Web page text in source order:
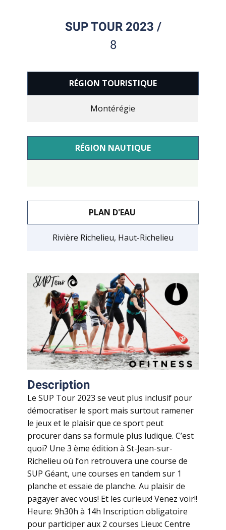
SUP TOUR 2023 /
8
RÉGION TOURISTIQUE
Montérégie
RÉGION NAUTIQUE
PLAN D'EAU
Rivière Richelieu, Haut-Richelieu
Description
Le SUP Tour 2023 se veut plus inclusif pour
démocratiser le sport mais surtout ramener
le jeux et le plaisir que ce sport peut
procurer dans sa formule plus ludique. C’est
quoi? Une 3 ème édition à St-Jean-sur-
Richelieu où l’on retrouvera une course de
SUP Géant, une courses en tandem sur 1
planche et essaie de planche. Au plaisir de
pagayer avec vous! Et les curieux! Venez voir!!
Heure: 9h30h à 14h Inscription obligatoire
pour participer aux 2 courses Lieux: Centre